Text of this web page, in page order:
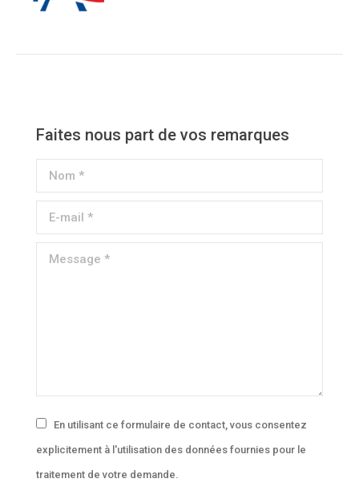
Faites nous part de vos remarques
Nom *
E-mail *
Message *
En utilisant ce formulaire de contact, vous consentez
explicitement à l'utilisation des données fournies pour le
traitement de votre demande.